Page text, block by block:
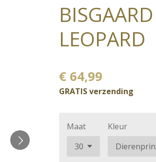
LEOPARD
€ 64,99
GRATIS verzending
Maat Kleur